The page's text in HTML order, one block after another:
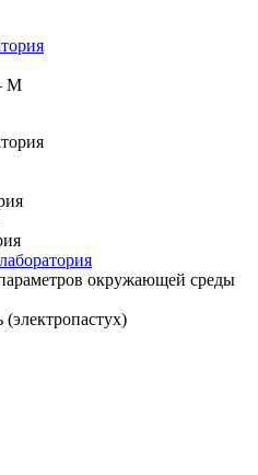
М
окружающей среды
(электропастух)